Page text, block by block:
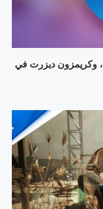
وكريمزون ديزرت في